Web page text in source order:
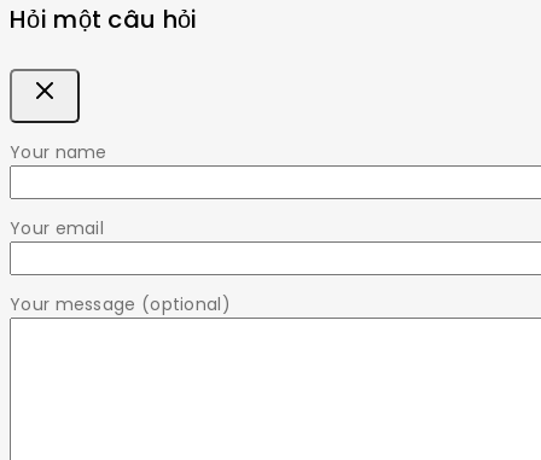
Hỏi một câu hỏi
Your name
Your email
Your message (optional)